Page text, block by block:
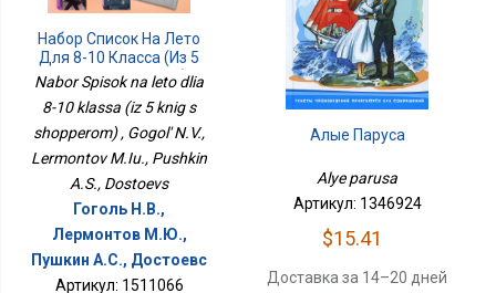
Набор Список На Лето
Для 8-10 Класса (из 5
Книг С Шоппером)
Nabor Spisok na leto dlia
8-10 klassa (iz 5 knig s
shopperom) , Gogol' N.V.,
Lermontov M.Iu., Pushkin
A.S., Dostoevs
Гоголь Н.В.,
Лермонтов М.Ю.,
Пушкин А.С., Достоевс
Артикул: 1511066
Алые Паруса
Alye parusa
Артикул: 1346924
$15.41
Доставка за 14–20 дней